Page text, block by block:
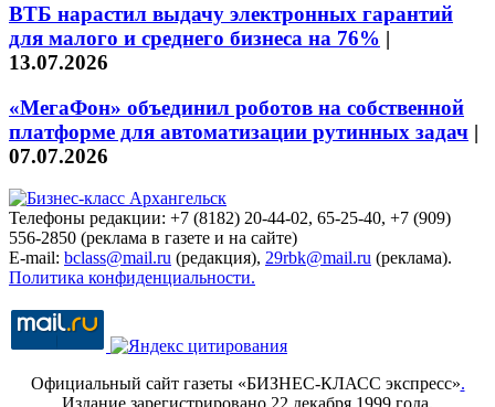
ВТБ нарастил выдачу электронных гарантий
для малого и среднего бизнеса на 76% |
13.07.2026
«МегаФон» объединил роботов на собственной
платформе для автоматизации рутинных задач |
07.07.2026
Телефоны редакции: +7 (8182) 20-44-02, 65-25-40, +7 (909)
556-2850 (реклама в газете и на сайте)
E-mail: bclass@mail.ru (редакция), 29rbk@mail.ru (реклама).
Политика конфиденциальности.
Официальный сайт газеты «БИЗНЕС-КЛАСС экспресс».